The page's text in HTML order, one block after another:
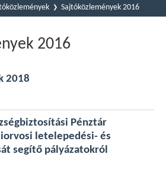
Sajtóközlemények 2016
2016
2018
Pénztár
letelepedési- és
segítő pályázatokról